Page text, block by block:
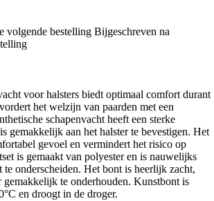
volgende bestelling Bijgeschreven na
voor halsters biedt optimaal comfort durant
het welzijn van paarden met een
schapenvacht heeft een sterke
gemakkelijk aan het halster te bevestigen. Het
gevoel en vermindert het risico op
is gemaakt van polyester en is nauwelijks
te onderscheiden. Het bont is heerlijk zacht,
gemakkelijk te onderhouden. Kunstbont is
en droogt in de droger.